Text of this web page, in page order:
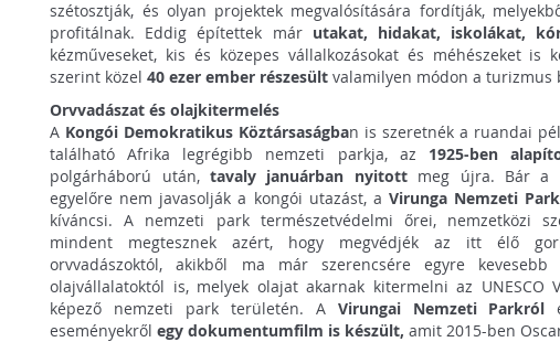
szétosztják, és olyan projektek megvalósítására fordítják,
profitálnak. Eddig építettek már utakat, hidakat, iskolákat,
kézműveseket, kis és közepes vállalkozásokat és méhészeket is
szerint közel 40 ezer ember részesültvalamilyen módon a turizmus
Orvvadászat és olajkitermelés
A Kongói Demokratikus Köztársaságban is szeretnék a ruandai
található Afrika legrégibb nemzeti parkja, az 1925-ben
polgárháború után,tavaly januárban nyitottmeg újra. Bár a
egyelőre nem javasolják a kongói utazást, a Virunga Nemzeti
kíváncsi. A nemzeti park természetvédelmi őrei, nemzetközi
mindent megtesznek azért, hogy megvédjék az itt élő
orvvadászoktól, akikből ma már szerencsére egyre
olajvállalatoktól is, melyek olajat akarnak kitermelni az UNESCO
képező nemzeti park területén. AVirungai Nemzeti Parkról
eseményekről egy dokumentumfilm is készült, amit 2015-ben